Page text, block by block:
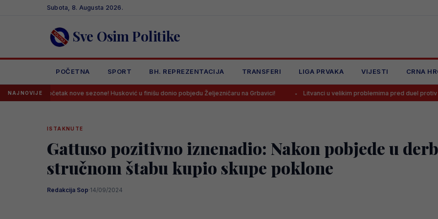
Subota, 8. Augusta 2026.
Sve Osim Politike
POČETNA SPORT BH. REPREZENTACIJA TRANSFERI LIGA PRVAKA VIJESTI CRNA
NAJNOVIJE
nove sezone! Husković u finišu donio pobjedu Željezničaru na Grbavici! Litvanci u velikim problemima pred duel protiv BiH
ISTAKNUTE
Gattuso pozitivno iznenadio: Nakon pobjede u
stručnom štabu kupio skupe poklone
Redakcija Sop·14/09/2024